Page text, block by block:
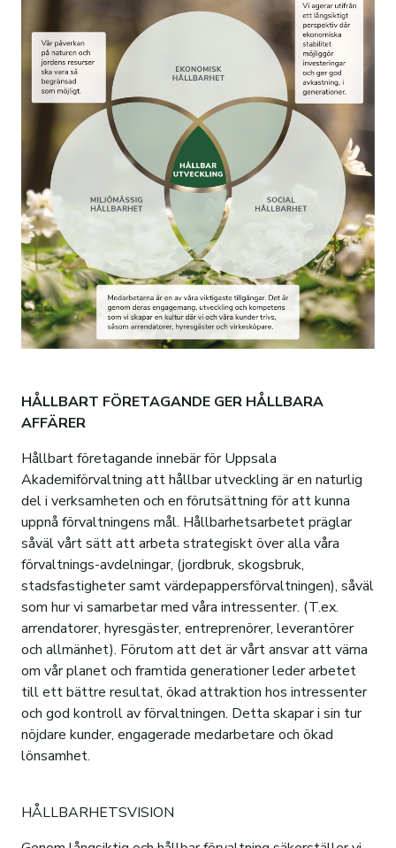
PDF-faktura
Övriga Fakturaformat
Pappersfaktura
Code of conduct
400-årsjubileum
Kontakt
Sociala medier
Felanmälan
Bostadskö
HÅLLBART FÖRETAGANDE GER HÅLLBARA
AFFÄRER
Hållbart företagande innebär för Uppsala
Akademiförvaltning att hållbar utveckling är en naturlig
del i verksamheten och en förutsättning för att kunna
uppnå förvaltningens mål. Hållbarhetsarbetet präglar
såväl vårt sätt att arbeta strategiskt över alla våra
förvaltnings-avdelningar, (jordbruk, skogsbruk,
stadsfastigheter samt värdepappersförvaltningen), såväl
som hur vi samarbetar med våra intressenter. (T.ex.
arrendatorer, hyresgäster, entreprenörer, leverantörer
och allmänhet). Förutom att det är vårt ansvar att värna
om vår planet och framtida generationer leder arbetet
till ett bättre resultat, ökad attraktion hos intressenter
och god kontroll av förvaltningen. Detta skapar i sin tur
nöjdare kunder, engagerade medarbetare och ökad
lönsamhet.
HÅLLBARHETSVISION